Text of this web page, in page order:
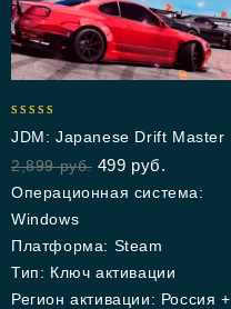
out of 5
JDM: Japanese Drift Master
2,899руб. 499 руб.
Операционная система:
Windows
Платформа: Steam
Тип: Ключ активации
Регион активации: Россия +